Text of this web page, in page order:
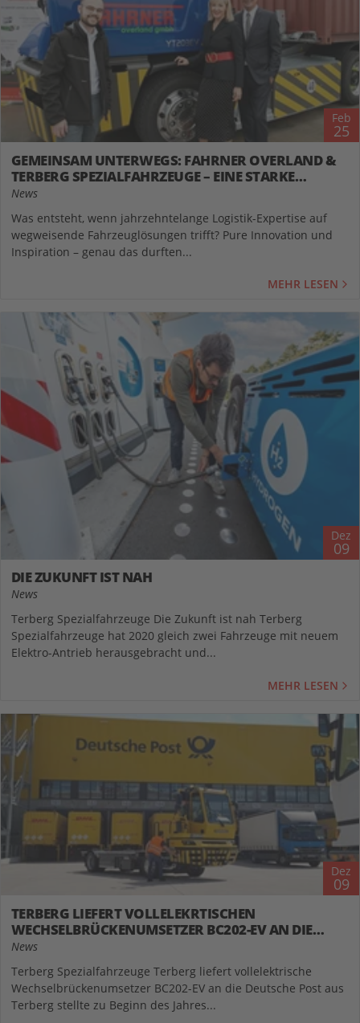
Feb
25
GEMEINSAM UNTERWEGS: FAHRNER OVERLAND &
TERBERG SPEZIALFAHRZEUGE – EINE STARKE
PARTNERSCHAFT
News
Was entsteht, wenn jahrzehntelange Logistik-Expertise auf
wegweisende Fahrzeuglösungen trifft? Pure Innovation und
Inspiration – genau das durften...
MEHR LESEN
Dez
09
DIE ZUKUNFT IST NAH
News
Terberg Spezialfahrzeuge Die Zukunft ist nah Terberg
Spezialfahrzeuge hat 2020 gleich zwei Fahrzeuge mit neuem
Elektro-Antrieb herausgebracht und...
MEHR LESEN
Dez
09
TERBERG LIEFERT VOLLELEKRTISCHEN
WECHSELBRÜCKENUMSETZER BC202-EV AN DIE
DEUTSCHE POST AUS
News
Terberg Spezialfahrzeuge Terberg liefert vollelektrische
Wechselbrückenumsetzer BC202-EV an die Deutsche Post aus
Terberg stellte zu Beginn des Jahres...